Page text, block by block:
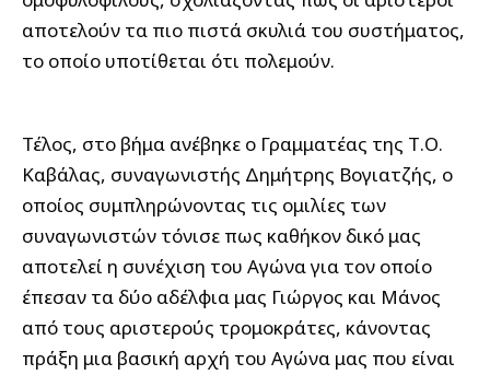
αποτελούν τα πιο πιστά σκυλιά του συστήματος,
το οποίο υποτίθεται ότι πολεμούν.
Τέλος, στο βήμα ανέβηκε ο Γραμματέας της Τ.Ο.
Καβάλας, συναγωνιστής Δημήτρης Βογιατζής, ο
οποίος συμπληρώνοντας τις ομιλίες των
συναγωνιστών τόνισε πως καθήκον δικό μας
αποτελεί η συνέχιση του Αγώνα για τον οποίο
έπεσαν τα δύο αδέλφια μας Γιώργος και Μάνος
από τους αριστερούς τρομοκράτες, κάνοντας
πράξη μια βασική αρχή του Αγώνα μας που είναι